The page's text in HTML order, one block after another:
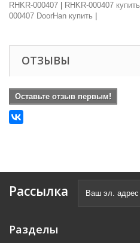
RHKR-000407 RHKR-000407 купить
000407 DoorHan купить
ОТЗЫВЫ
Оставьте отзыв первым!
Рассылка
Разделы